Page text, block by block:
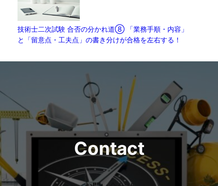
技術士二次試験 合否の分かれ道⑧ 「業務手順・内容」
と「留意点・工夫点」の書き分けが合格を左右する！
Contact